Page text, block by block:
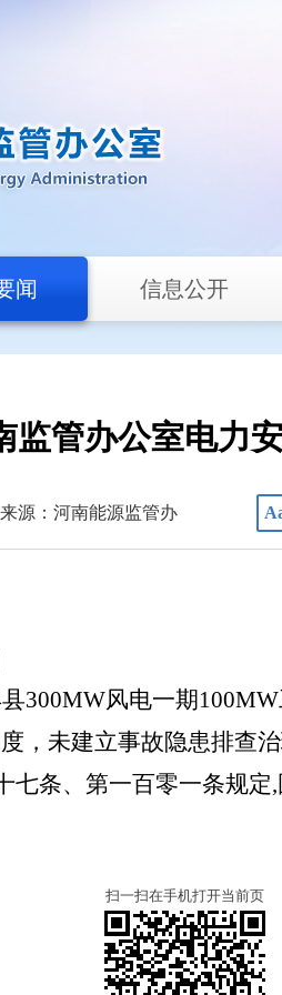
闻 信息公开
监管办公室电力
来源：河南能源监管办
300MW风电一期
，未建立事故隐患排查
七条、第一百零一条规
扫一扫在手机打开当前页